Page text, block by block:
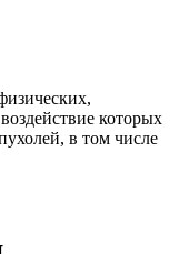
которых
в том числе